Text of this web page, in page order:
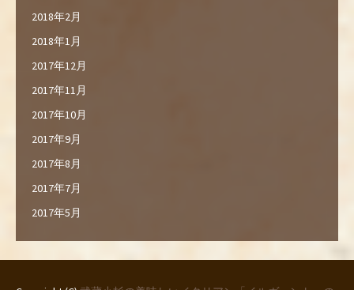
2018年2月
2018年1月
2017年12月
2017年11月
2017年10月
2017年9月
2017年8月
2017年7月
2017年5月